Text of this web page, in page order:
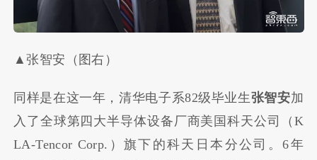
▲张智安（图右）
同样是在这一年，清华电子系82级毕业生张智安加
入了全球第四大半导体设备厂商美国科天公司（K
LA-Tencor Corp.）旗下的科天日本分公司。6年